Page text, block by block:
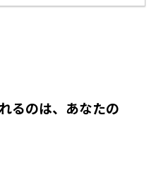
るのは、あなたの